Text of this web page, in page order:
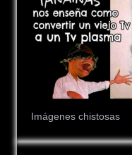
Imágenes chistosas